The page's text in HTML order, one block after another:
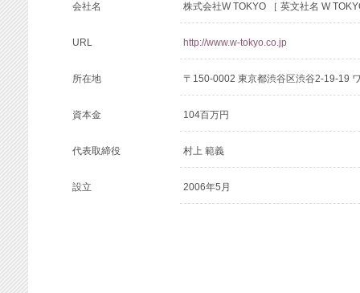
会社名 株式会社W TOKYO ［ 英文社名 W
URL http://www.w-tokyo.co.jp
所在地 〒150-0002 東京都渋谷区渋谷2-19-19
資本金 104百万円
代表取締役 村上 範義
設立 2006年5月